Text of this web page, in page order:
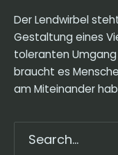
Der Lendwirbel
Gestaltung eines
toleranten
braucht es
am Miteinander